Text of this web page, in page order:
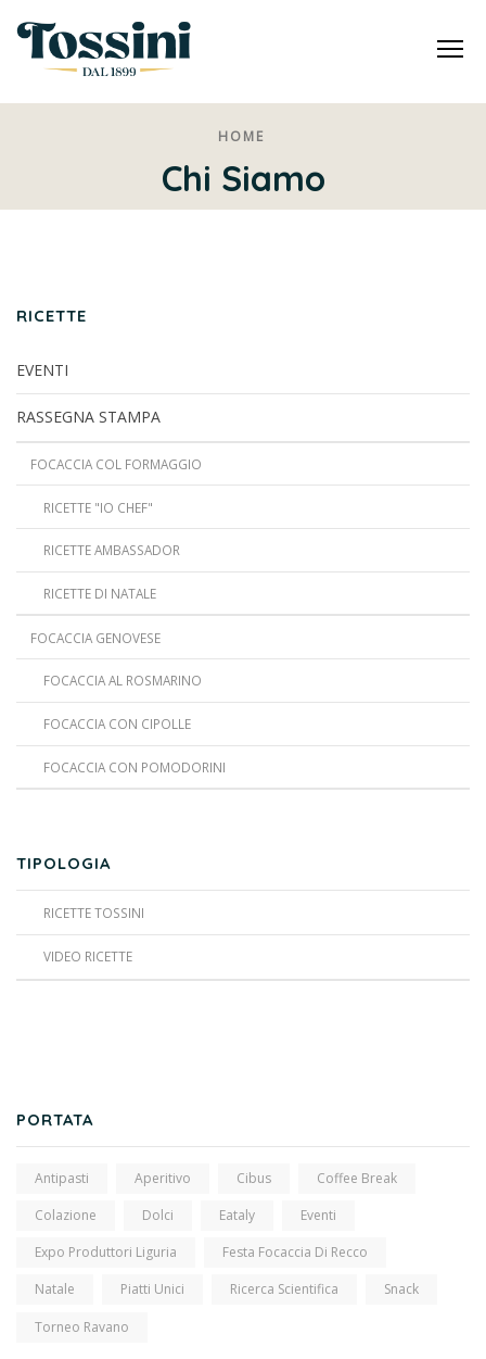
HOME
Chi Siamo
RICETTE
EVENTI
RASSEGNA STAMPA
FOCACCIA COL FORMAGGIO
RICETTE "IO CHEF"
RICETTE AMBASSADOR
RICETTE DI NATALE
FOCACCIA GENOVESE
FOCACCIA AL ROSMARINO
FOCACCIA CON CIPOLLE
FOCACCIA CON POMODORINI
TIPOLOGIA
RICETTE TOSSINI
VIDEO RICETTE
PORTATA
Antipasti Aperitivo Cibus Coffee Break
Colazione Dolci Eataly Eventi
Expo Produttori Liguria Festa Focaccia Di Recco
Natale Piatti Unici Ricerca Scientifica Snack
Torneo Ravano